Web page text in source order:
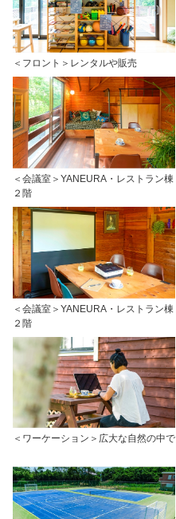
＜フロント＞レンタルや販売
＜会議室＞YANEURA・レストラン棟
２階
＜会議室＞YANEURA・レストラン棟
２階
＜ワーケーション＞広大な自然の中で